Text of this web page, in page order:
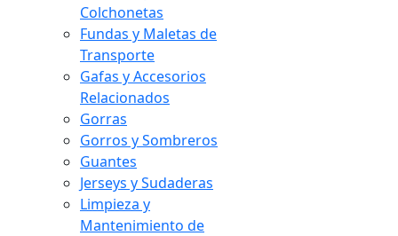
Colchonetas
Fundas y Maletas de
Transporte
Gafas y Accesorios
Relacionados
Gorras
Gorros y Sombreros
Guantes
Jerseys y Sudaderas
Limpieza y
Mantenimiento de